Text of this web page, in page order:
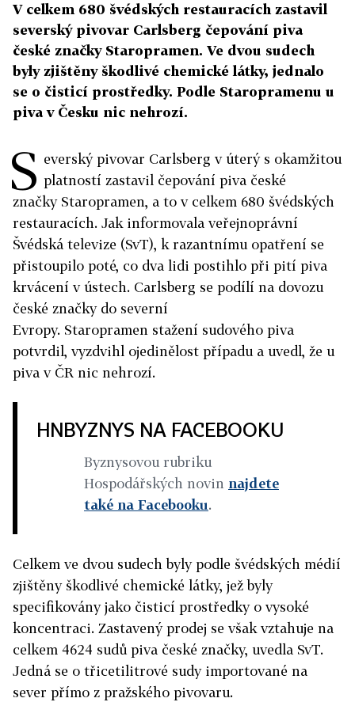
V celkem 680 švédských restauracích zastavil
severský pivovar Carlsberg čepování piva
české značky Staropramen. Ve dvou sudech
byly zjištěny škodlivé chemické látky, jednalo
se o čisticí prostředky. Podle Staropramenu u
piva v Česku nic nehrozí.
S everský pivovar Carlsberg v úterý s okamžitou
platností zastavil čepování piva české
značky Staropramen, a to v celkem 680 švédských
restauracích. Jak informovala veřejnoprávní
Švédská televize (SvT), k razantnímu opatření se
přistoupilo poté, co dva lidi postihlo při pití piva
krvácení v ústech. Carlsberg se podílí na dovozu
české značky do severní
Evropy. Staropramen stažení sudového piva
potvrdil, vyzdvihl ojedinělost případu a uvedl, že u
piva v ČR nic nehrozí.
HNBYZNYS NA FACEBOOKU
Byznysovou rubriku
Hospodářských novin najdete
také na Facebooku.
Celkem ve dvou sudech byly podle švédských médií
zjištěny škodlivé chemické látky, jež byly
specifikovány jako čisticí prostředky o vysoké
koncentraci. Zastavený prodej se však vztahuje na
celkem 4624 sudů piva české značky, uvedla SvT.
Jedná se o třicetilitrové sudy importované na
sever přímo z pražského pivovaru.